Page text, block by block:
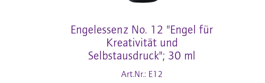
Engelessenz No. 12 "Engel für
Kreativität und
Selbstausdruck"; 30 ml
Art.Nr.: E12